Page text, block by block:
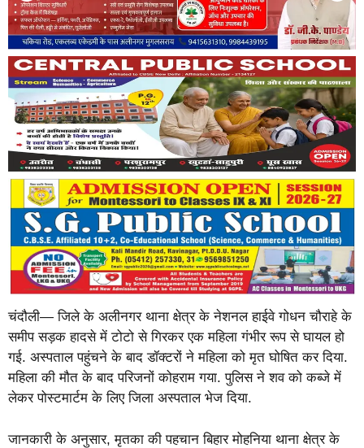
चंदौली— जिले के अलीनगर थाना क्षेत्र के नेशनल हाईवे गोधन चौराहे के
समीप सड़क हादसे में टोटो से गिरकर एक महिला गंभीर रूप से घायल हो
गई. अस्पताल पहुंचने के बाद डॉक्टरों ने महिला को मृत घोषित कर दिया.
महिला की मौत के बाद परिजनों कोहराम गया. पुलिस ने शव को कब्जे में
लेकर पोस्टमार्टम के लिए जिला अस्पताल भेज दिया.
जानकारी के अनुसार, मृतका की पहचान बिहार मोहनिया थाना क्षेत्र के